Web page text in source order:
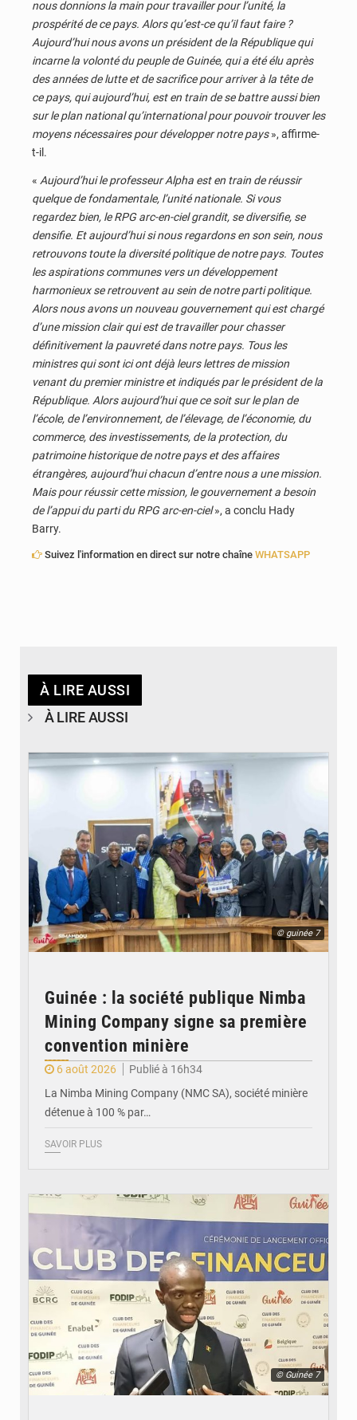
nous donnions la main pour travailler pour l’unité, la
prospérité de ce pays. Alors qu’est-ce qu’il faut faire ?
Aujourd’hui nous avons un président de la République qui
incarne la volonté du peuple de Guinée, qui a été élu après
des années de lutte et de sacrifice pour arriver à la tête de
ce pays, qui aujourd’hui, est en train de se battre aussi bien
sur le plan national qu’international pour pouvoir trouver les
moyens nécessaires pour développer notre pays», affirme-
t-il.
« Aujourd’hui le professeur Alpha est en train de réussir
quelque de fondamentale, l’unité nationale. Si vous
regardez bien, le RPG arc-en-ciel grandit, se diversifie, se
densifie. Et aujourd’hui si nous regardons en son sein, nous
retrouvons toute la diversité politique de notre pays. Toutes
les aspirations communes vers un développement
harmonieux se retrouvent au sein de notre parti politique.
Alors nous avons un nouveau gouvernement qui est chargé
d’une mission clair qui est de travailler pour chasser
définitivement la pauvreté dans notre pays. Tous les
ministres qui sont ici ont déjà leurs lettres de mission
venant du premier ministre et indiqués par le président de la
République. Alors aujourd’hui que ce soit sur le plan de
l’école, de l’environnement, de l’élevage, de l’économie, du
commerce, des investissements, de la protection, du
patrimoine historique de notre pays et des affaires
étrangères, aujourd’hui chacun d’entre nous a une mission.
Mais pour réussir cette mission, le gouvernement a besoin
de l’appui du parti du RPG arc-en-ciel», a conclu Hady
Barry.
Suivez l'information en direct sur notre chaîne WHATSAPP
À LIRE AUSSI
À LIRE AUSSI
© guinée 7
Guinée : la société publique Nimba
Mining Company signe sa première
convention minière
6 août 2026
Publié à 16h34
La Nimba Mining Company (NMC SA), société minière
détenue à 100 % par…
SAVOIR PLUS
© Guinée 7